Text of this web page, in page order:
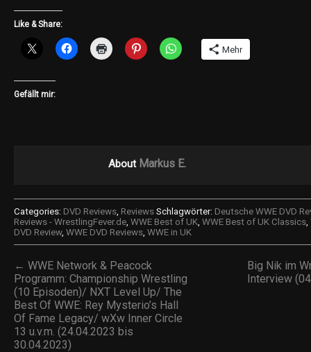
Like & Share:
Mehr
Gefällt mir:
About Markus E.
Categories: DVD Reviews, Reviews Schlagwörter: Deutsche WWE DVD
Reviews - WrestlingFever.de, WWE Best of UK, WWE Best of UK Classics,
DVD Review, WWE DVD Reviews, WWE in UK
← WWE Network & Peacock
Programm: Championship Wrestling
(10 Episoden)/ NXT Level Up/ The
Best Of WWE: Rey Mysterio’s Hall
Of Fame Legacy/ wXw Inner Circle
13 u.v.m. (24.04.2023 bis
30.04.2023)
Big Nik im
Interview